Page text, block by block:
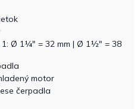
Ø 1¼" = 32 mm | Ø 1½" = 38
motor
čerpadla